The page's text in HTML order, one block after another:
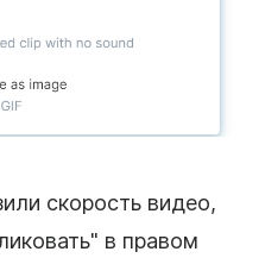
скорость видео,
в правом